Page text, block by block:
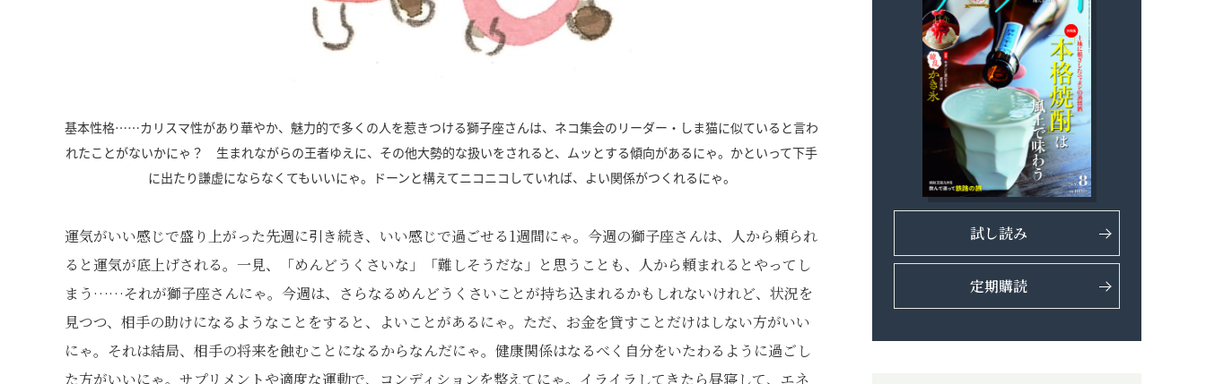
基本性格……カリスマ性があり華やか、魅力的で多くの人を惹きつける獅子座さんは、ネコ集会のリーダー・しま猫に似ていると言わ
れたことがないかにゃ？ 生まれながらの王者ゆえに、その他大勢的な扱いをされると、ムッとする傾向があるにゃ。かといって下手
に出たり謙虚にならなくてもいいにゃ。ドーンと構えてニコニコしていれば、よい関係がつくれるにゃ。
運気がいい感じで盛り上がった先週に引き続き、いい感じで過ごせる1週間にゃ。今週の獅子座さんは、人から頼られ
ると運気が底上げされる。一見、「めんどうくさいな」「難しそうだな」と思うことも、人から頼まれるとやってし
まう……それが獅子座さんにゃ。今週は、さらなるめんどうくさいことが持ち込まれるかもしれないけれど、状況を
見つつ、相手の助けになるようなことをすると、よいことがあるにゃ。ただ、お金を貸すことだけはしない方がいい
にゃ。それは結局、相手の将来を蝕むことになるからなんだにゃ。健康関係はなるべく自分をいたわるように過ごし
た方がいいにゃ。サプリメントや適度な運動で、コンディションを整えてにゃ。イライラしてきたら昼寝して、エネ
試し読み
定期購読